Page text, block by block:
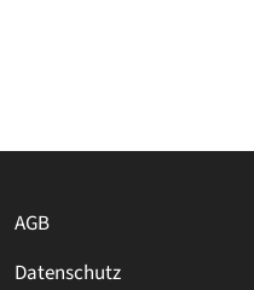
AGB
Datenschutz